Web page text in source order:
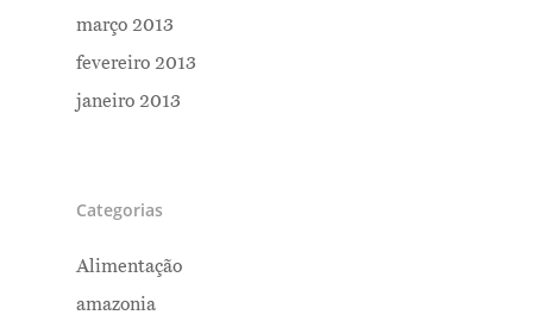
março 2013
fevereiro 2013
janeiro 2013
Categorias
Alimentação
amazonia